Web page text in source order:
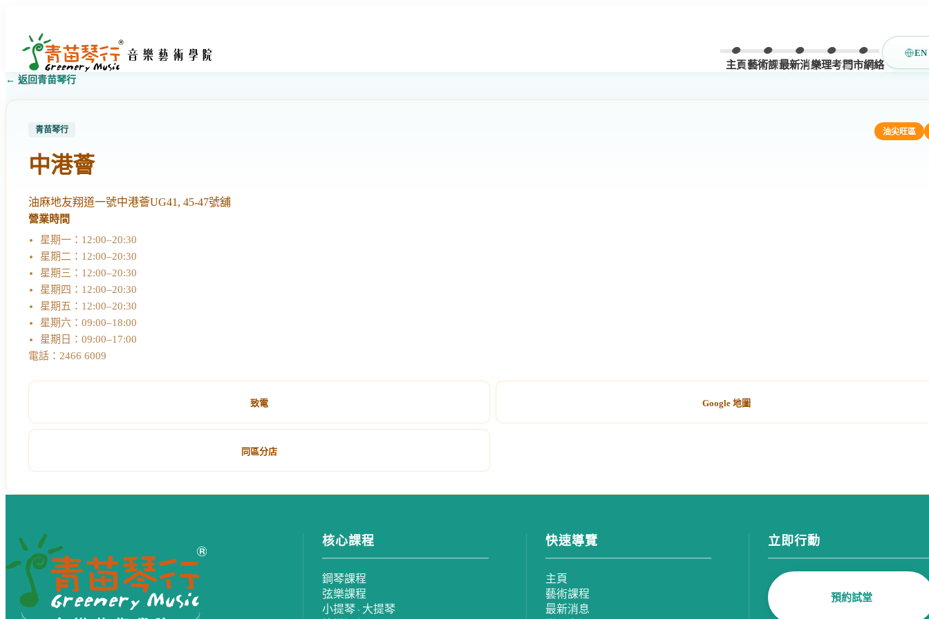
主頁藝術課程最新消息樂理考場門市網絡
EN
← 返回青苗琴行
青苗琴行 油尖旺區
中港薈
油麻地友翔道一號中港薈UG41, 45-47號舖
營業時間
星期一：12:00–20:30
星期二：12:00–20:30
星期三：12:00–20:30
星期四：12:00–20:30
星期五：12:00–20:30
星期六：09:00–18:00
星期日：09:00–17:00
電話：2466 6009
致電 Google 地圖
同區分店
核心課程
鋼琴課程
弦樂課程
小提琴、 大提琴
快速導覽
主頁
藝術課程
最新消息
立即行動
預約試堂